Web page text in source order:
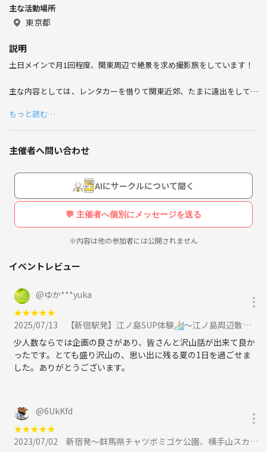
(都道府県制覇、海外44カ国程度)
主な活動場所
東京都
説明
土日メインで月1回程度、関東周辺で絶景を求め撮影旅をしています！
主な内容としては、レンタカーを借りて関東近郊、たまに遠出をして写
これから、登山・キャンプも企画したいと思うので、登山してみたい人
も是非！
もっと読む…
主催者へ問い合わせ
AIにサークルについて聞く
💬 主催者へ個別にメッセージを送る
※内容は他の参加者には公開されません
イベントレビュー
@ゆか***yuka
★★★★★
2025/07/13
【新宿駅発】江ノ島SUP体験🏄〜江ノ島周辺散策に参加
少人数ならでは企画の良さがあり、皆さんと沢山話が出来て良か
ったです。とても盛り沢山の、思い出に残る夏の1日を過ごせま
した。ありがとうございます。
@6UkKfd
★★★★★
2023/07/02
新宿発〜群馬県チャツボミゴケ公園、横手山スカイレーター、草津温泉で撮影📸に参加